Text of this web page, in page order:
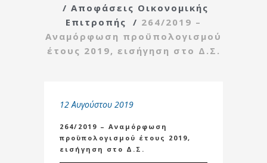
/ Αποφάσεις Οικονομικής
Επιτροπής
/ 264/2019 –
Αναμόρφωση προϋπολογισμού
έτους 2019, εισήγηση στο Δ.Σ.
12 Αυγούστου 2019
264/2019 – Αναμόρφωση
προϋπολογισμού έτους 2019,
εισήγηση στο Δ.Σ.